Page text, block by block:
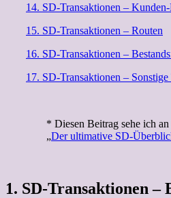
14. SD-Transaktionen –
15. SD-Transaktionen – Routen
16. SD-Transaktionen –
17. SD-Transaktionen – Sonstige
* Diesen Beitrag sehe ich
„Der ultimative SD-
1. SD-Transaktionen –